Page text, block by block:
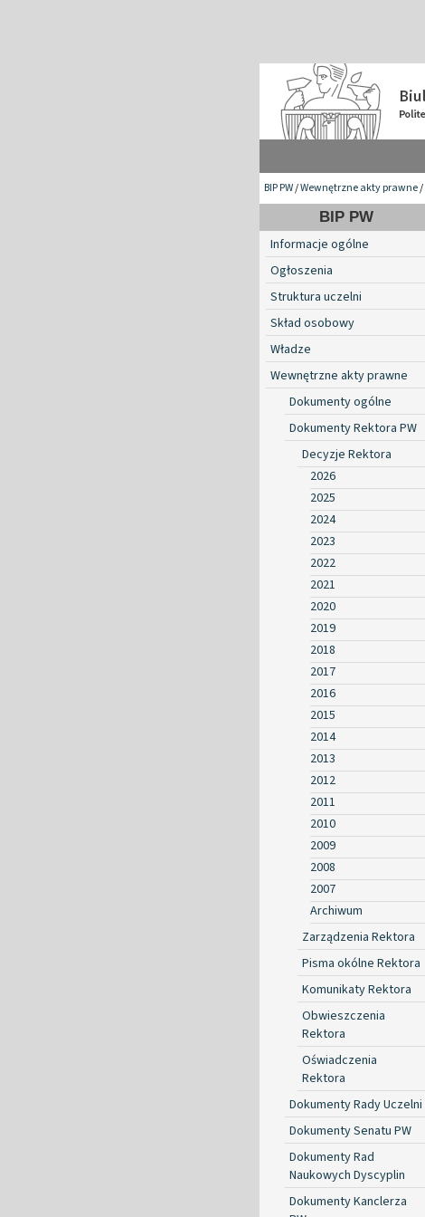
BIP PW/Wewnętrzne akty prawne/
BIP PW
Informacje ogólne
Ogłoszenia
Struktura uczelni
Skład osobowy
Władze
Wewnętrzne akty prawne
Dokumenty ogólne
Dokumenty Rektora PW
Decyzje Rektora
2026
2025
2024
2023
2022
2021
2020
2019
2018
2017
2016
2015
2014
2013
2012
2011
2010
2009
2008
2007
Archiwum
Zarządzenia Rektora
Pisma okólne Rektora
Komunikaty Rektora
Obwieszczenia
Rektora
Oświadczenia
Rektora
Dokumenty Rady Uczelni
Dokumenty Senatu PW
Dokumenty Rad
Naukowych Dyscyplin
Dokumenty Kanclerza